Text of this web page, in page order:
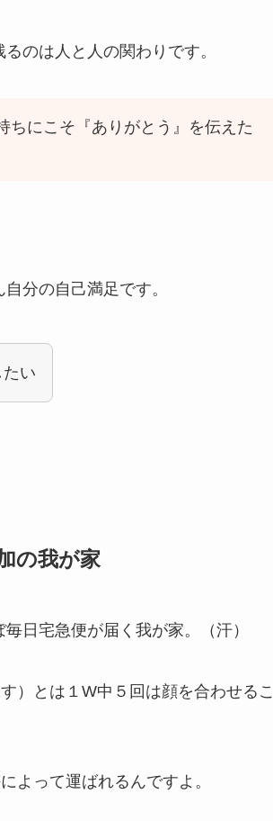
のは人と人の関わりです。
ちにこそ『ありがとう』を伝えた
分の自己満足です。
い
の我が家
日宅急便が届く我が家。（汗）
）とは１W中５回は顔を合わせるこ
よって運ばれるんですよ。